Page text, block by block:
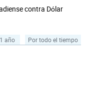
contra Dólar
1 año Por todo el tiempo